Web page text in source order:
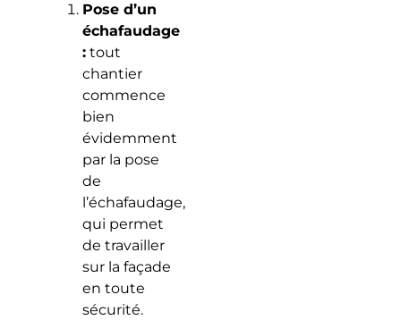
Pose d’un
échafaudage
:tout
chantier
commence
bien
évidemment
par la pose
de
l’échafaudage,
qui permet
de travailler
sur la façade
en toute
sécurité.